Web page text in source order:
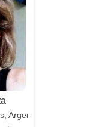
Argentiina